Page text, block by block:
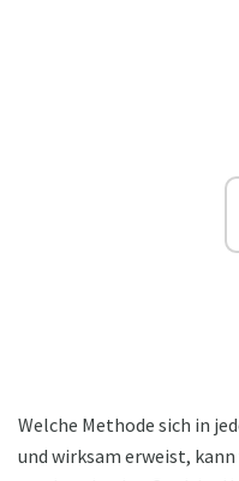
Welche Methode sich in
und wirksam erweist,